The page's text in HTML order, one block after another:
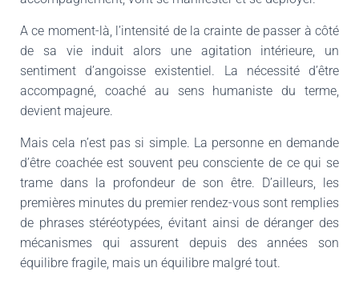
A ce moment-là, l’intensité de la crainte de passer à côté
de sa vie induit alors une agitation intérieure, un
sentiment d’angoisse existentiel. La nécessité d’être
accompagné, coaché au sens humaniste du terme,
devient majeure.
Mais cela n’est pas si simple. La personne en demande
d’être coachée est souvent peu consciente de ce qui se
trame dans la profondeur de son être. D’ailleurs, les
premières minutes du premier rendez-vous sont remplies
de phrases stéréotypées, évitant ainsi de déranger des
mécanismes qui assurent depuis des années son
équilibre fragile, mais un équilibre malgré tout.